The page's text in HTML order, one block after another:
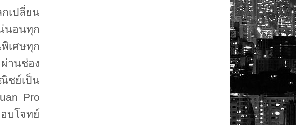
เปลี่ยน
นอนทุก
เศษทุก
านช่อง
ชย์เป็น
Pro
บโจทย์